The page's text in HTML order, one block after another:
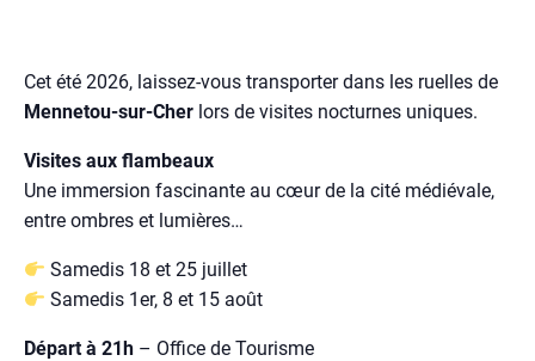
Cet été 2026, laissez-vous transporter dans les ruelles de
Mennetou-sur-Cher lors de visites nocturnes uniques.
Visites aux flambeaux
Une immersion fascinante au cœur de la cité médiévale,
entre ombres et lumières…
Samedis 18 et 25 juillet
Samedis 1er, 8 et 15 août
Départ à 21h – Office de Tourisme